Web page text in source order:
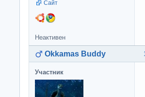
Сайт
Неактивен
Okkamas Buddy
Участник